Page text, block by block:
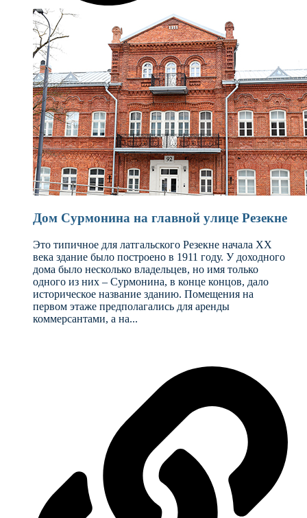
Дом Сурмонина на главной улице Резекне
Это типичное для латгальского Резекне начала XX
века здание было построено в 1911 году. У доходного
дома было несколько владельцев, но имя только
одного из них – Сурмонина, в конце концов, дало
историческое название зданию. Помещения на
первом этаже предполагались для аренды
коммерсантами, а на...